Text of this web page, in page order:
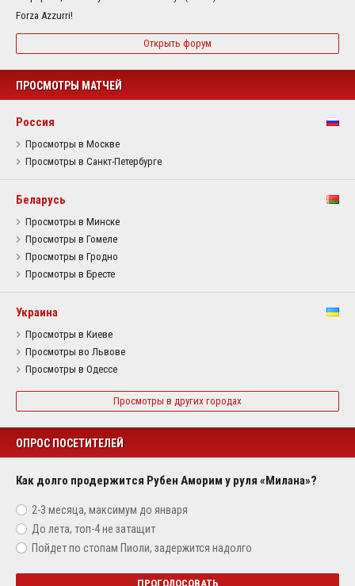
Forza Azzurri!
Открыть форум
ПРОСМОТРЫ МАТЧЕЙ
Россия
Просмотры в Москве
Просмотры в Санкт-Петербурге
Беларусь
Просмотры в Минске
Просмотры в Гомеле
Просмотры в Гродно
Просмотры в Бресте
Украина
Просмотры в Киеве
Просмотры во Львове
Просмотры в Одессе
Просмотры в других городах
ОПРОС ПОСЕТИТЕЛЕЙ
Как долго продержится Рубен Аморим у руля «Милана»?
2-3 месяца, максимум до января
До лета, топ-4 не затащит
Пойдет по стопам Пиоли, задержится надолго
ПРОГОЛОСОВАТЬ